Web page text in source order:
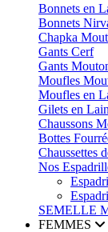
Bonnets en
Bonnets
Chapka
Gants Cerf
Gants
Moufles
Moufles en
Gilets en
Chaussons
Bottes
Chaussettes
Nos
SEMELLE
FEMMES